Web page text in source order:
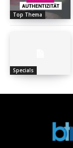
Top Thema
Specials